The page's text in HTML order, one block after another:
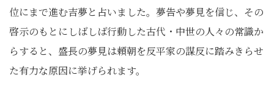
位にまで進む吉夢と占いました。夢告や夢見を信じ、その
啓示のもとにしばしば行動した古代・中世の人々の常識か
らすると、盛長の夢見は頼朝を反平家の謀反に踏みきらせ
た有力な原因に挙げられます。